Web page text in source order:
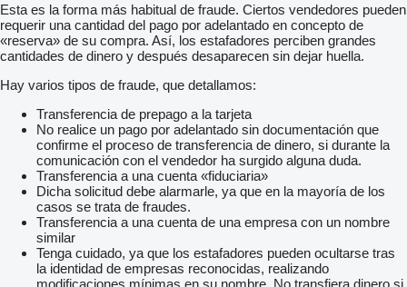
Esta es la forma más habitual de fraude. Ciertos vendedores pueden
requerir una cantidad del pago por adelantado en concepto de
«reserva» de su compra. Así, los estafadores perciben grandes
cantidades de dinero y después desaparecen sin dejar huella.
Hay varios tipos de fraude, que detallamos:
Transferencia de prepago a la tarjeta
No realice un pago por adelantado sin documentación que
confirme el proceso de transferencia de dinero, si durante la
comunicación con el vendedor ha surgido alguna duda.
Transferencia a una cuenta «fiduciaria»
Dicha solicitud debe alarmarle, ya que en la mayoría de los
casos se trata de fraudes.
Transferencia a una cuenta de una empresa con un nombre
similar
Tenga cuidado, ya que los estafadores pueden ocultarse tras
la identidad de empresas reconocidas, realizando
modificaciones mínimas en su nombre. No transfiera dinero si